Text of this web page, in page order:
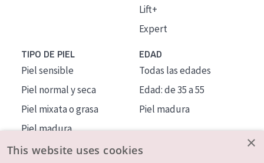
Lift+
Expert
TIPO DE PIEL
Piel sensible
Piel normal y seca
Piel mixata o grasa
Piel madura
Piel expuesta al sol
EDAD
Todas las edades
Edad: de 35 a 55
Piel madura
×
This website uses cookies